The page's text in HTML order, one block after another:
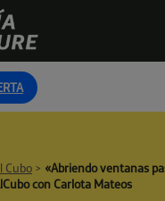
Cubo > «Abriendo ventanas
con Carlota Mateos